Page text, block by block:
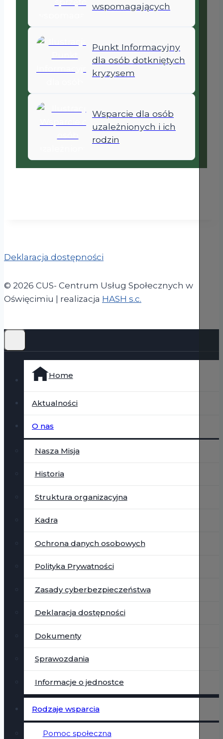
wspomagających
Punkt Informacyjny
dla osób dotkniętych
kryzysem
Wsparcie dla osób
uzależnionych i ich
rodzin
Deklaracja dostępności
© 2026 CUS- Centrum Usług Społecznych w
Oświęcimiu | realizacja HASH s.c.
Home
Aktualności
O nas
Nasza Misja
Historia
Struktura organizacyjna
Kadra
Ochrona danych osobowych
Polityka Prywatności
Zasady cyberbezpieczeństwa
Deklaracja dostępności
Dokumenty
Sprawozdania
Informacje o jednostce
Rodzaje wsparcia
Pomoc społeczna